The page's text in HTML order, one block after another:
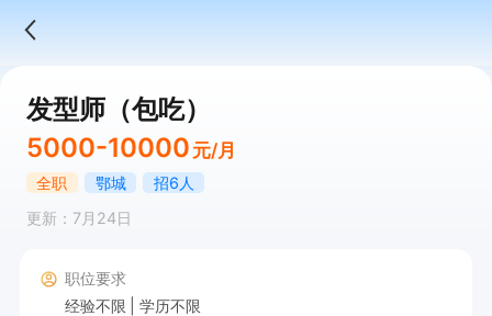
发型师（包吃）
5000-10000 元/月
全职 鄂城
招6人
更新：7月24日
职位要求
经验不限
学历不限